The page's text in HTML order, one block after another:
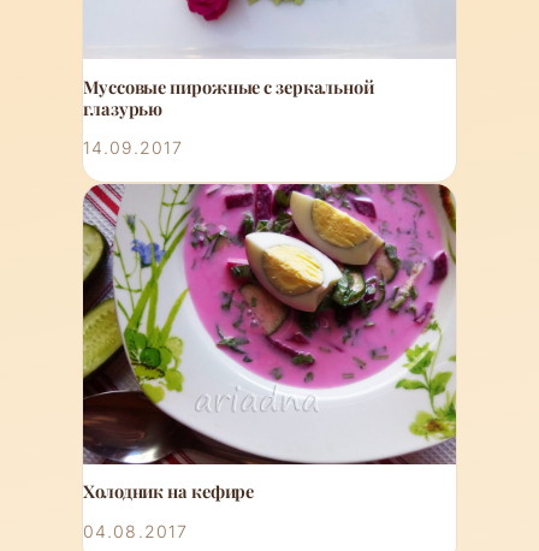
Муссовые пирожные с зеркальной
глазурью
14.09.2017
Холодник на кефире
04.08.2017